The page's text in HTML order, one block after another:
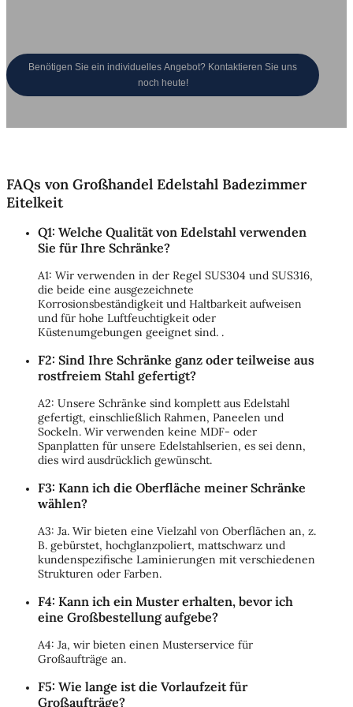
Benötigen Sie ein individuelles Angebot? Kontaktieren Sie uns
noch heute!
FAQs von Großhandel Edelstahl Badezimmer
Eitelkeit
Q1: Welche Qualität von Edelstahl verwenden
Sie für Ihre Schränke?
A1: Wir verwenden in der Regel SUS304 und SUS316,
die beide eine ausgezeichnete
Korrosionsbeständigkeit und Haltbarkeit aufweisen
und für hohe Luftfeuchtigkeit oder
Küstenumgebungen geeignet sind. .
F2: Sind Ihre Schränke ganz oder teilweise aus
rostfreiem Stahl gefertigt?
A2: Unsere Schränke sind komplett aus Edelstahl
gefertigt, einschließlich Rahmen, Paneelen und
Sockeln. Wir verwenden keine MDF- oder
Spanplatten für unsere Edelstahlserien, es sei denn,
dies wird ausdrücklich gewünscht.
F3: Kann ich die Oberfläche meiner Schränke
wählen?
A3: Ja. Wir bieten eine Vielzahl von Oberflächen an, z.
B. gebürstet, hochglanzpoliert, mattschwarz und
kundenspezifische Laminierungen mit verschiedenen
Strukturen oder Farben.
F4: Kann ich ein Muster erhalten, bevor ich
eine Großbestellung aufgebe?
A4: Ja, wir bieten einen Musterservice für
Großaufträge an.
F5: Wie lange ist die Vorlaufzeit für
Großaufträge?